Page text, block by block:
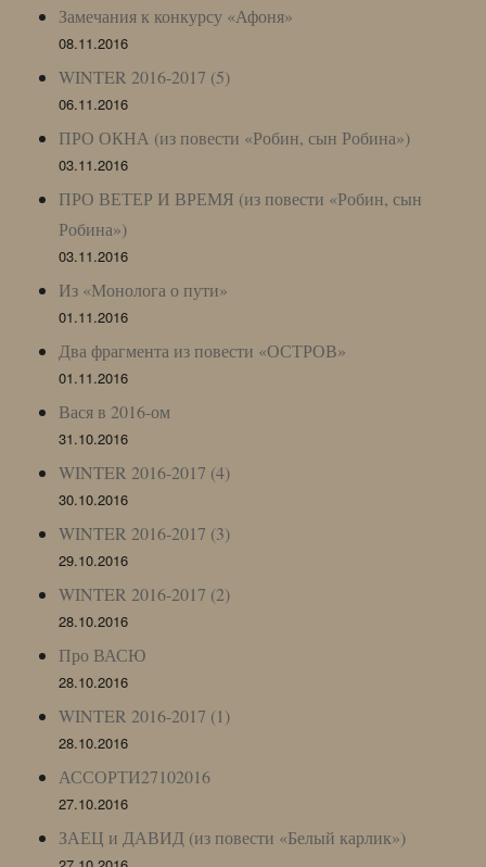
Замечания к конкурсу «Афоня»
08.11.2016
WINTER 2016-2017 (5)
06.11.2016
ПРО ОКНА (из повести «Робин, сын Робина»)
03.11.2016
ПРО ВЕТЕР И ВРЕМЯ (из повести «Робин, сын
Робина»)
03.11.2016
Из «Монолога о пути»
01.11.2016
Два фрагмента из повести «ОСТРОВ»
01.11.2016
Вася в 2016-ом
31.10.2016
WINTER 2016-2017 (4)
30.10.2016
WINTER 2016-2017 (3)
29.10.2016
WINTER 2016-2017 (2)
28.10.2016
Про ВАСЮ
28.10.2016
WINTER 2016-2017 (1)
28.10.2016
АССОРТИ27102016
27.10.2016
ЗАЕЦ и ДАВИД (из повести «Белый карлик»)